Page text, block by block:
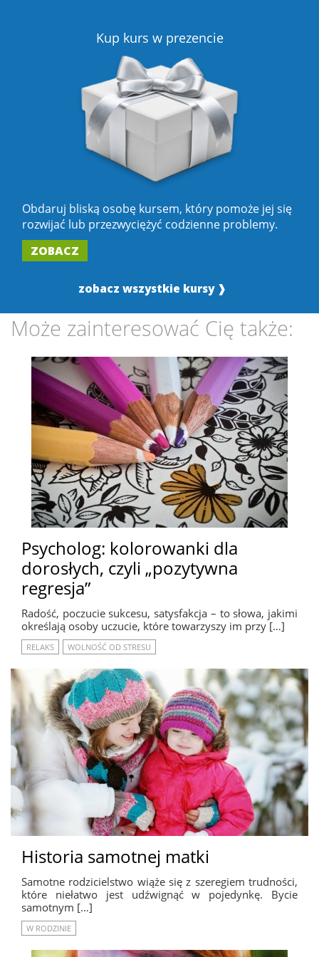
Kup kurs w prezencie
Obdaruj bliską osobę kursem, który pomoże jej się
rozwijać lub przezwyciężyć codzienne problemy.
ZOBACZ
zobacz wszystkie kursy ❱
Może zainteresować Cię także:
Psycholog: kolorowanki dla
dorosłych, czyli „pozytywna
regresja”
Radość, poczucie sukcesu, satysfakcja – to słowa, jakimi
określają osoby uczucie, które towarzyszy im przy […]
RELAKS WOLNOŚĆ OD STRESU
Historia samotnej matki
Samotne rodzicielstwo wiąże się z szeregiem trudności,
które niełatwo jest udźwignąć w pojedynkę. Bycie
samotnym […]
W RODZINIE